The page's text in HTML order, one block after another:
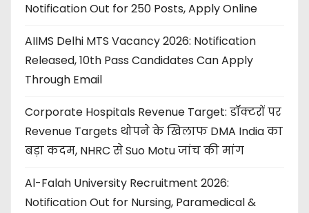
Notification Out for 250 Posts, Apply Online
AIIMS Delhi MTS Vacancy 2026: Notification
Released, 10th Pass Candidates Can Apply
Through Email
Corporate Hospitals Revenue Target: डॉक्टरों पर
Revenue Targets थोपने के खिलाफ DMA India का
बड़ा कदम, NHRC से Suo Motu जांच की मांग
Al-Falah University Recruitment 2026:
Notification Out for Nursing, Paramedical &